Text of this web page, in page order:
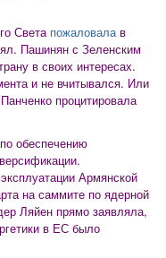
Света пожаловалав
Пашинян с Зеленским
в своих интересах.
и не вчитывался. Или
процитировала
обеспечению
Армянской
на саммите по ядерной
Ляйен прямо заявляла,
в ЕС было